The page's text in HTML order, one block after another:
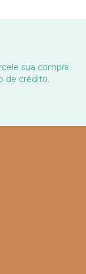
sua compra
de crédito.